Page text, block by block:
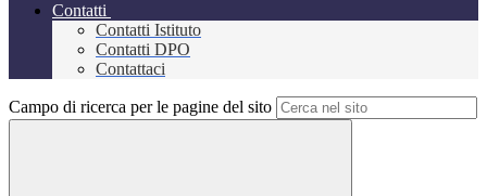
Contatti
Contatti Istituto
Contatti DPO
Contattaci
Campo di ricerca per le pagine del sito